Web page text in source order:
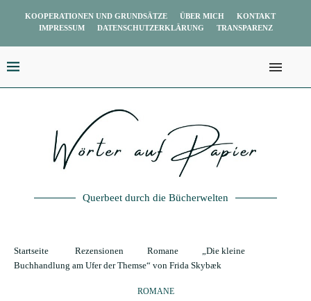
KOOPERATIONEN UND GRUNDSÄTZE ÜBER MICH
KONTAKT
IMPRESSUM
DATENSCHUTZERKLÄRUNG TRANSPARENZ
Querbeet durch die Bücherwelten
Startseite Rezensionen Romane
„Die kleine
Buchhandlung am Ufer der Themse“ von Frida Skybæk
ROMANE